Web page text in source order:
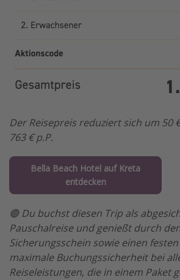
Der Reisepreis reduziert sich um 50
763 € p.P.
Bella Beach Hotel auf Kreta
entdecken
🟢 Du buchst diesen Trip als
Pauschalreise und genießt durch
Sicherungsschein sowie einen
maximale Buchungssicherheit bei
Reiseleistungen, die in einem Paket